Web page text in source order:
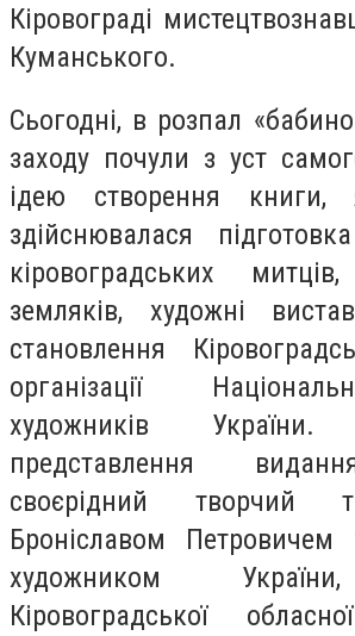
Кіровограді
Куманського.
Сьогодні, в розпал
заходу почули з уст
ідею створення
здійснювалася
кіровоградських
земляків, художні
становлення
організації
художників
представлення
своєрідний творчий
Броніславом
художником
Кіровоградської